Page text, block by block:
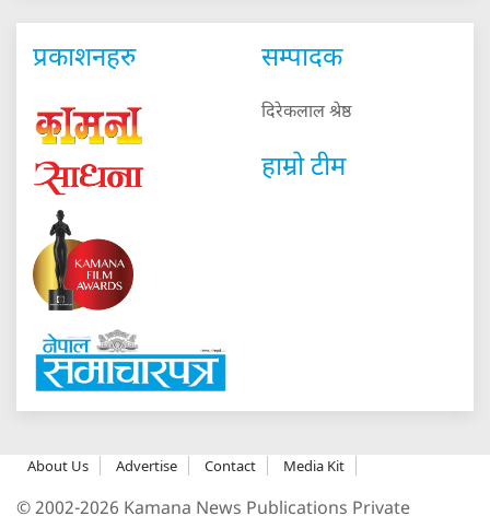
प्रकाशनहरु सम्पादक
दिरेकलाल श्रेष्ठ
हाम्रो टीम
About Us Advertise Contact Media Kit
© 2002-2026 Kamana News Publications Private